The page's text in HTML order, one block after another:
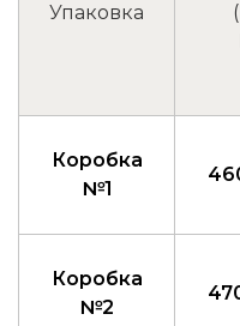
Упаковка
Коробка
№1
Коробка
№2